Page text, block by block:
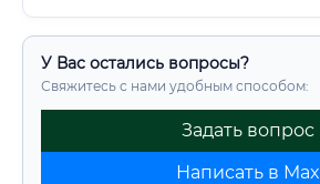
У Вас остались вопросы?
Свяжитесь с нами удобным способом:
Задать вопрос
Написать в Max